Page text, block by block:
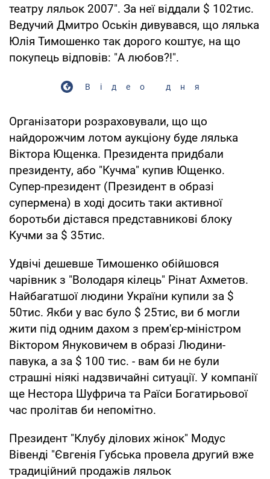
театру ляльок 2007". За неї віддали $ 102тис.
Ведучий Дмитро Оськін дивувався, що лялька
Юлія Тимошенко так дорого коштує, на що
покупець відповів: "А любов?!".
Відео дня
Організатори розраховували, що що
найдорожчим лотом аукціону буде лялька
Віктора Ющенка. Президента придбали
президенту, або "Кучма" купив Ющенко.
Супер-президент (Президент в образі
супермена) в ході досить таки активної
боротьби дістався представникові блоку
Кучми за $ 35тис.
Удвічі дешевше Тимошенко обійшовся
чарівник з "Володаря кілець" Рінат Ахметов.
Найбагатшої людини України купили за $
50тис. Якби у вас було $ 25тис, ви б могли
жити під одним дахом з прем'єр-міністром
Віктором Януковичем в образі Людини-
павука, а за $ 100 тис. - вам би не були
страшні ніякі надзвичайні ситуації. У компанії
ще Нестора Шуфрича та Раїси Богатирьової
час пролітав би непомітно.
Президент "Клубу ділових жінок" Модус
Вівенді "Євгенія Губська провела другий вже
традиційний продажів ляльок